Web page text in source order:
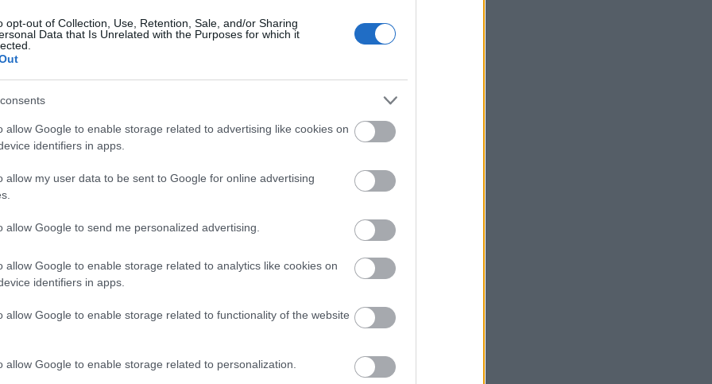
opt-out of Collection, Use, Retention, Sale, and/or Sharing
Data that Is Unrelated with the Purposes for which it
allow Google to enable storage related to advertising like cookies on
identifiers in apps.
allow my user data to be sent to Google for online advertising
allow Google to send me personalized advertising.
allow Google to enable storage related to analytics like cookies on
identifiers in apps.
allow Google to enable storage related to functionality of the website
allow Google to enable storage related to personalization.
επίσημα θέση υπέρ ή κατά του bitcoin,
δημιουργούνται» στα περιβόητα
του κρατικού ελέγχου και αυτό από
ευρώ
204,6 εκατ. ευρώ
Σκέρτσος: «Το ΠΑΣΟΚ υποκαθιστά την
οικονομική ανάλυση με πολιτική
προπαγάνδα»
Πανεπιστήμιο Κρήτης για το
στεγαστικό επίδομα των φοιτητών
Η UEFA συνεχίζει το μποϊκοτάζ του
Μουντιάλ παρά την αναδίπλωση της
Τραμπ: Νέα προσπάθεια
«μπλόκο» του Ανωτάτου Δικαστηρίου
Σχέδια Βελτίωσης: Υπεγράφη η ΚΥΑ -